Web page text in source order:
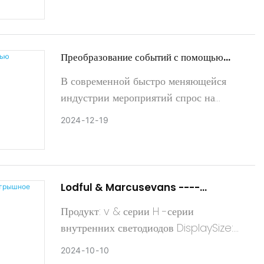
только улучшают эстетику, но и прови
Преобразование событий с помощью
В современной быстро меняющейся
индустрии мероприятий спрос на
первоклассные визуальные дисплеи
и предлагают решения аренды, которые
поднимают все, от согласия
2024 12 19
Lodful & Marcusevans ----
Продукт: v & серии H -серии
внутренних светодиодов DisplaySize:
10 000x3,500 мм.
2024 10 10